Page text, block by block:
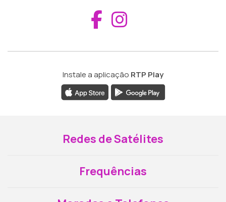
Aceder ao
Instale a aplicação RTP Play
Redes de Satélites
Frequências